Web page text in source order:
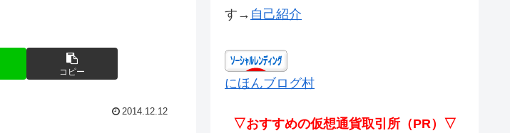
コピー
2014.12.12
す→ 自己紹介
にほんブログ村
▽おすすめの仮想通貨取引所（PR）▽